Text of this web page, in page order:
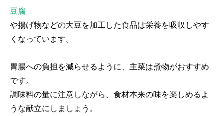
豆腐
や揚げ物などの大豆を加工した食品は栄養を吸収しやす
くなっています。
胃腸への負担を減らせるように、主菜は煮物がおすすめ
です。
調味料の量に注意しながら、食材本来の味を楽しめるよ
うな献立にしましょう。